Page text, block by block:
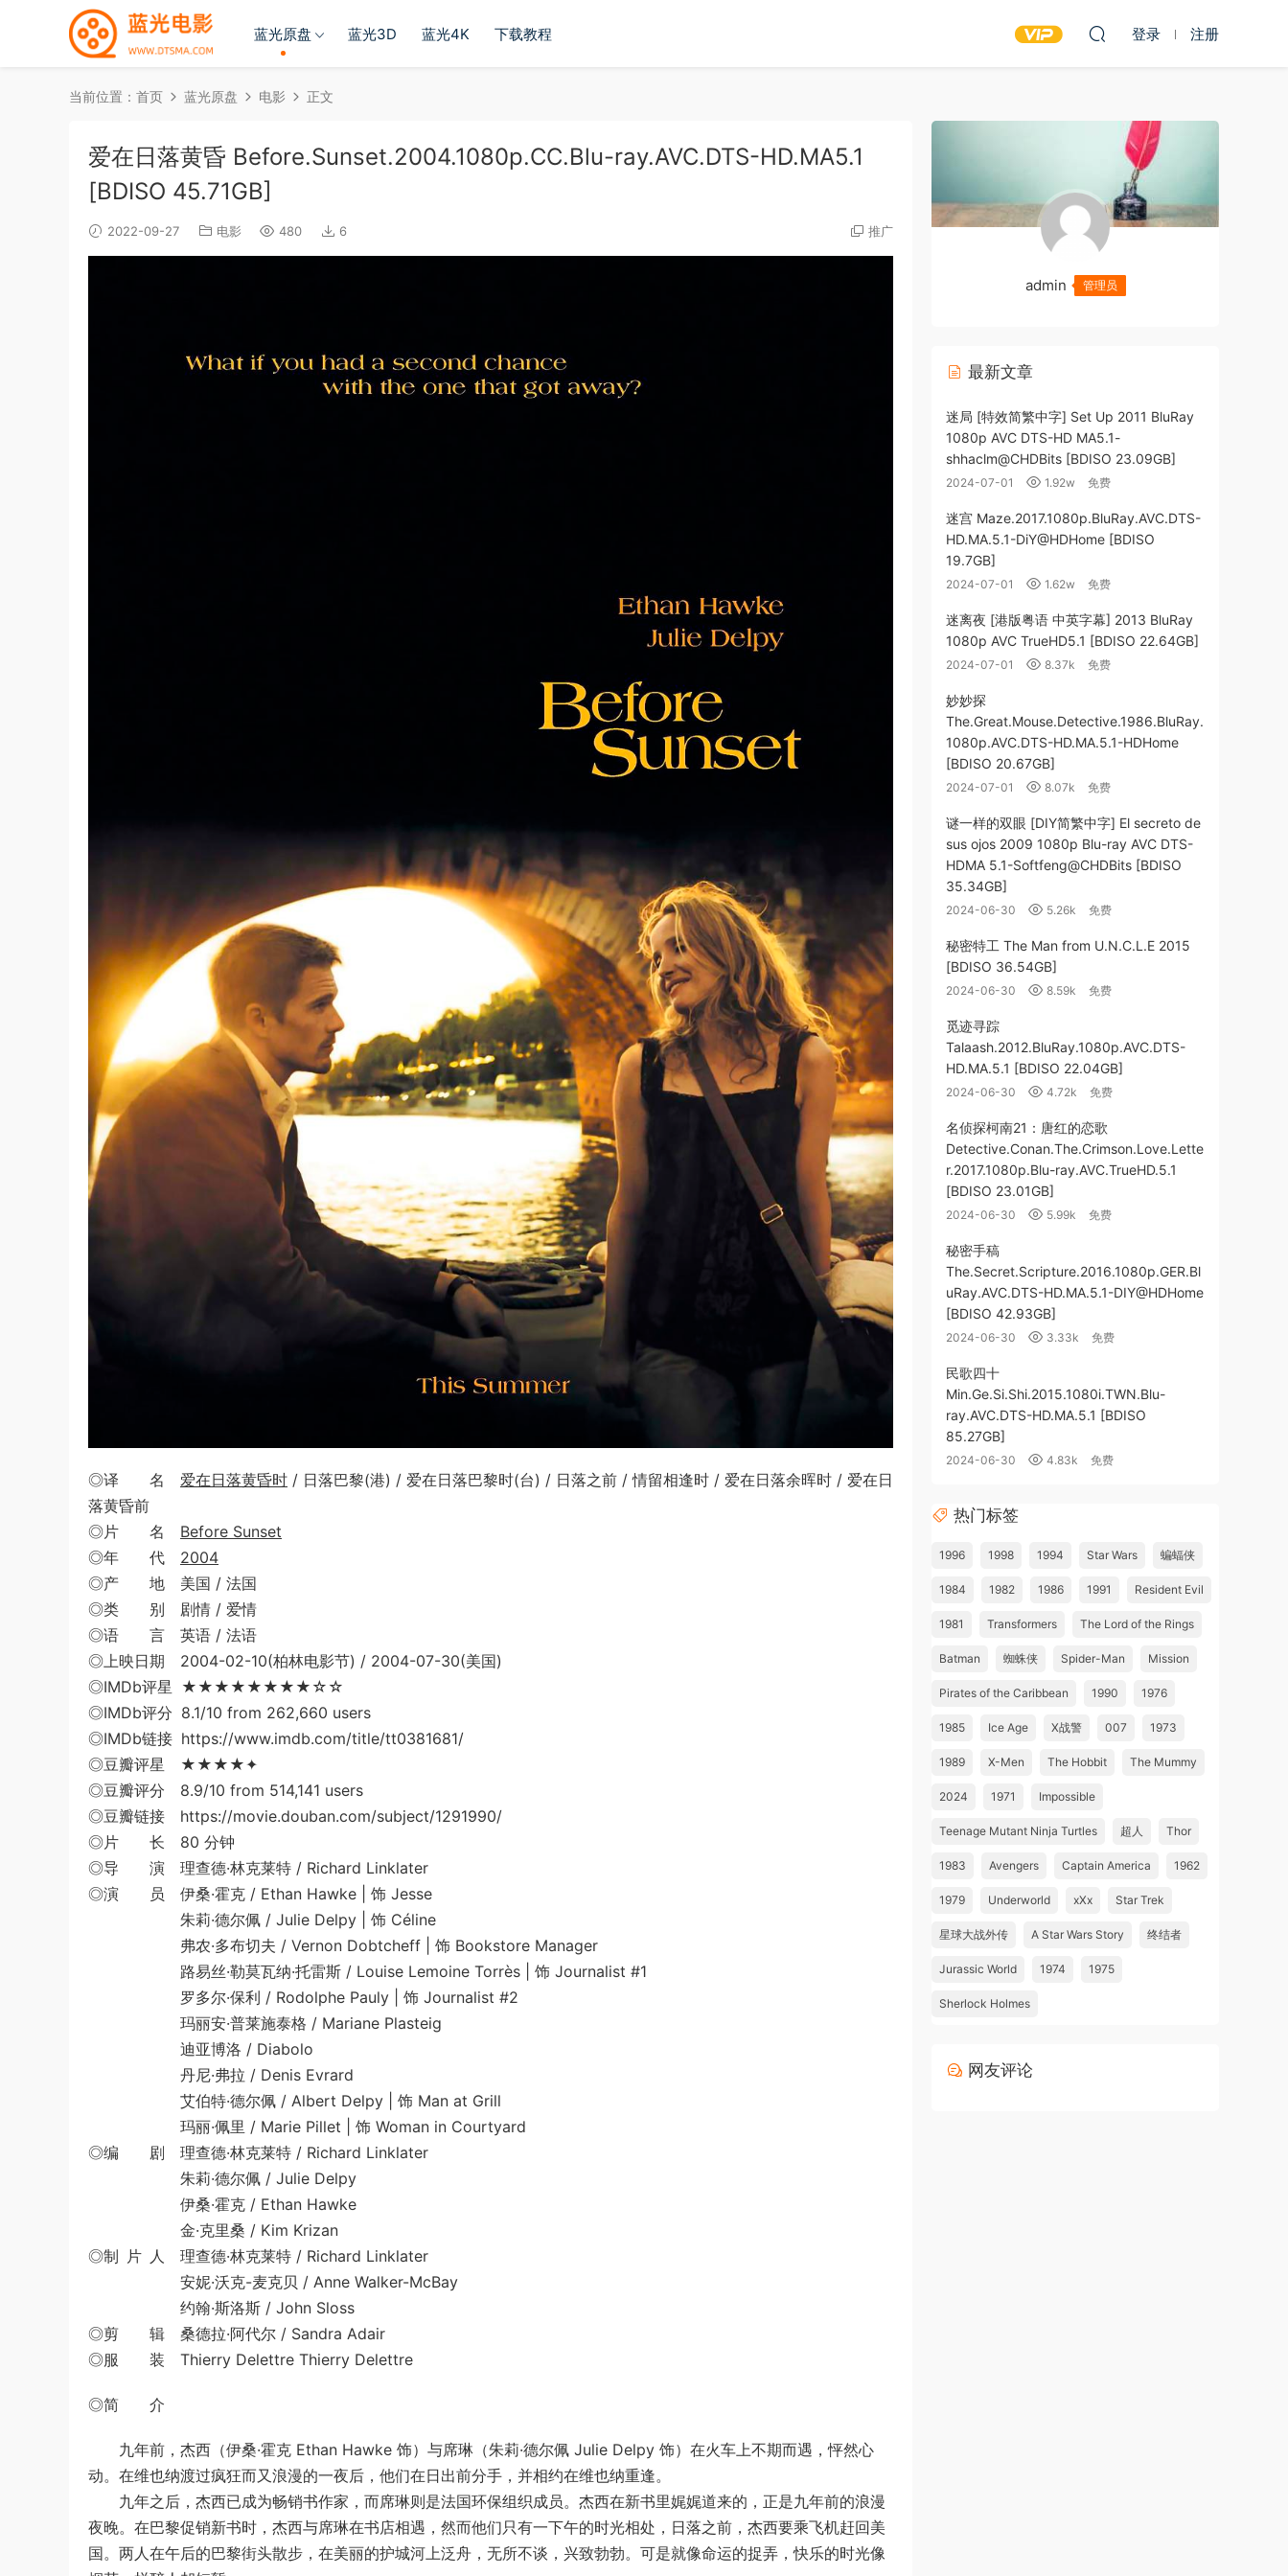
蓝光原盘 蓝光3D 蓝光4K 下载教程 登录 注册
当前位置： 首页 蓝光原盘 电影 正文
爱在日落黄昏 Before.Sunset.2004.1080p.CC.Blu-ray.AVC.DTS-HD.MA5.1
[BDISO 45.71GB]
2022-09-27 电影 480 6 推广
◎译 名 爱在日落黄昏时 / 日落巴黎(港) / 爱在日落巴黎时(台) / 日落之前 / 情留相逢时 / 爱在日落余晖时 / 爱在日
落黄昏前
◎片 名 Before Sunset
◎年 代 2004
◎产 地 美国 / 法国
◎类 别 剧情 / 爱情
◎语 言 英语 / 法语
◎上映日期 2004-02-10(柏林电影节) / 2004-07-30(美国)
◎IMDb评星 ★★★★★★★★☆☆
◎IMDb评分 8.1/10 from 262,660 users
◎IMDb链接 https://www.imdb.com/title/tt0381681/
◎豆瓣评星 ★★★★✦
◎豆瓣评分 8.9/10 from 514,141 users
◎豆瓣链接 https://movie.douban.com/subject/1291990/
◎片 长 80 分钟
◎导 演 理查德·林克莱特 / Richard Linklater
◎演 员 伊桑·霍克 / Ethan Hawke | 饰 Jesse
朱莉·德尔佩 / Julie Delpy | 饰 Céline
弗农·多布切夫 / Vernon Dobtcheff | 饰 Bookstore Manager
路易丝·勒莫瓦纳·托雷斯 / Louise Lemoine Torrès | 饰 Journalist #1
罗多尔·保利 / Rodolphe Pauly | 饰 Journalist #2
玛丽安·普莱施泰格 / Mariane Plasteig
迪亚博洛 / Diabolo
丹尼·弗拉 / Denis Evrard
艾伯特·德尔佩 / Albert Delpy | 饰 Man at Grill
玛丽·佩里 / Marie Pillet | 饰 Woman in Courtyard
◎编 剧 理查德·林克莱特 / Richard Linklater
朱莉·德尔佩 / Julie Delpy
伊桑·霍克 / Ethan Hawke
金·克里桑 / Kim Krizan
◎制 片 人 理查德·林克莱特 / Richard Linklater
安妮·沃克-麦克贝 / Anne Walker-McBay
约翰·斯洛斯 / John Sloss
◎剪 辑 桑德拉·阿代尔 / Sandra Adair
◎服 装 Thierry Delettre Thierry Delettre
◎简 介
九年前，杰西（伊桑·霍克 Ethan Hawke 饰）与席琳（朱莉·德尔佩 Julie Delpy 饰）在火车上不期而遇，怦然心
动。在维也纳渡过疯狂而又浪漫的一夜后，他们在日出前分手，并相约在维也纳重逢。
九年之后，杰西已成为畅销书作家，而席琳则是法国环保组织成员。杰西在新书里娓娓道来的，正是九年前的浪漫
夜晚。在巴黎促销新书时，杰西与席琳在书店相遇，然而他们只有一下午的时光相处，日落之前，杰西要乘飞机赶回美
国。两人在午后的巴黎街头散步，在美丽的护城河上泛舟，无所不谈，兴致勃勃。可是就像命运的捉弄，快乐的时光像
admin 管理员
最新文章
迷局 [特效简繁中字] Set Up 2011 BluRay
1080p AVC DTS-HD MA5.1-
shhaclm@CHDBits [BDISO 23.09GB]
2024-07-01 1.92w 免费
迷宫 Maze.2017.1080p.BluRay.AVC.DTS-
HD.MA.5.1-DiY@HDHome [BDISO
19.7GB]
2024-07-01 1.62w 免费
迷离夜 [港版粤语 中英字幕] 2013 BluRay
1080p AVC TrueHD5.1 [BDISO 22.64GB]
2024-07-01 8.37k 免费
妙妙探
The.Great.Mouse.Detective.1986.BluRay.
1080p.AVC.DTS-HD.MA.5.1-HDHome
[BDISO 20.67GB]
2024-07-01 8.07k 免费
谜一样的双眼 [DIY简繁中字] El secreto de
sus ojos 2009 1080p Blu-ray AVC DTS-
HDMA 5.1-Softfeng@CHDBits [BDISO
35.34GB]
2024-06-30 5.26k 免费
秘密特工 The Man from U.N.C.L.E 2015
[BDISO 36.54GB]
2024-06-30 8.59k 免费
觅迹寻踪
Talaash.2012.BluRay.1080p.AVC.DTS-
HD.MA.5.1 [BDISO 22.04GB]
2024-06-30 4.72k 免费
名侦探柯南21：唐红的恋歌
Detective.Conan.The.Crimson.Love.Lette
r.2017.1080p.Blu-ray.AVC.TrueHD.5.1
[BDISO 23.01GB]
2024-06-30 5.99k 免费
秘密手稿
The.Secret.Scripture.2016.1080p.GER.Bl
uRay.AVC.DTS-HD.MA.5.1-DIY@HDHome
[BDISO 42.93GB]
2024-06-30 3.33k 免费
民歌四十
Min.Ge.Si.Shi.2015.1080i.TWN.Blu-
ray.AVC.DTS-HD.MA.5.1 [BDISO
85.27GB]
2024-06-30 4.83k 免费
热门标签
1996 1998 1994 Star Wars 蝙蝠侠
1984 1982 1986 1991 Resident Evil
1981 Transformers The Lord of the Rings
Batman 蜘蛛侠 Spider-Man Mission
Pirates of the Caribbean 1990 1976
1985 Ice Age X战警 007 1973
1989 X-Men The Hobbit The Mummy
2024 1971 Impossible
Teenage Mutant Ninja Turtles 超人 Thor
1983 Avengers Captain America 1962
1979 Underworld xXx Star Trek
星球大战外传 A Star Wars Story 终结者
Jurassic World 1974 1975
Sherlock Holmes
网友评论